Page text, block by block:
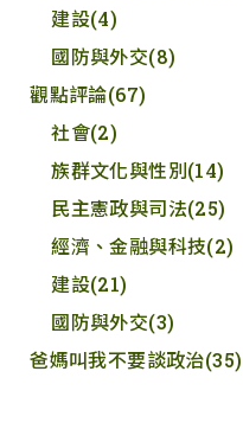
建設(4)
國防與外交(8)
觀點評論(67)
社會(2)
族群文化與性別(14)
民主憲政與司法(25)
經濟、金融與科技(2)
建設(21)
國防與外交(3)
爸媽叫我不要談政治(35)